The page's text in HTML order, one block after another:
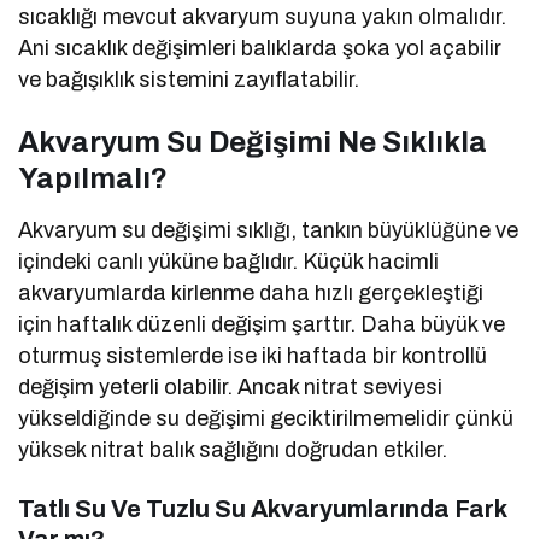
sıcaklığı mevcut akvaryum suyuna yakın olmalıdır.
Ani sıcaklık değişimleri balıklarda şoka yol açabilir
ve bağışıklık sistemini zayıflatabilir.
Akvaryum Su Değişimi Ne Sıklıkla
Yapılmalı?
Akvaryum su değişimi sıklığı, tankın büyüklüğüne ve
içindeki canlı yüküne bağlıdır. Küçük hacimli
akvaryumlarda kirlenme daha hızlı gerçekleştiği
için haftalık düzenli değişim şarttır. Daha büyük ve
oturmuş sistemlerde ise iki haftada bir kontrollü
değişim yeterli olabilir. Ancak nitrat seviyesi
yükseldiğinde su değişimi geciktirilmemelidir çünkü
yüksek nitrat balık sağlığını doğrudan etkiler.
Tatlı Su Ve Tuzlu Su Akvaryumlarında Fark